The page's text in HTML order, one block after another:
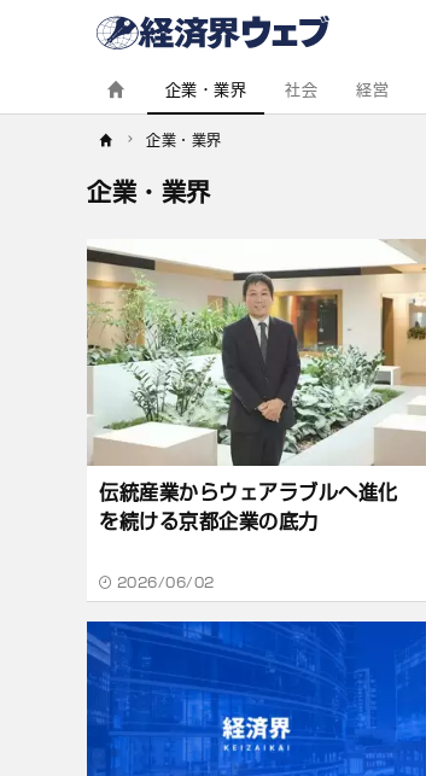
企業・業界 社会 経営
企業・業界
企業・業界
記
事
覧
伝統産業からウェアラブルへ進化
を続ける京都企業の底力
2026/06/02